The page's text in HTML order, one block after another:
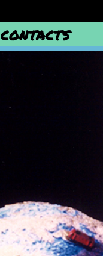
CONTACTS